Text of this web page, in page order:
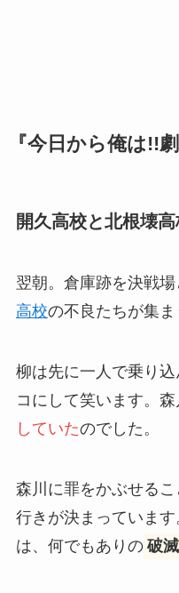
『今日から俺は!!
開久高校と北根壊
翌朝。倉庫跡を決戦場
高校の不良たちが集ま
柳は先に一人で乗り
コにして笑います。森
していたのでした。
森川に罪をかぶせる
行きが決まっていま
は、何でもありの 破